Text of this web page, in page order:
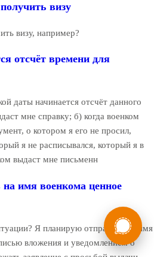
визу
визу, например?
отсчёт времени для
даты начинается отсчёт данного
мне справку; б) когда военком
о котором я его не просил,
я не расписывался, который я в
выдаст мне письменн
имя военкома ценное
Я планирую отправить на имя
вложения и уведомлением о